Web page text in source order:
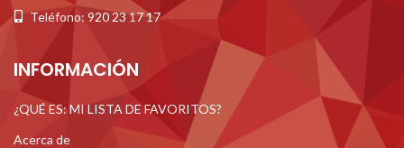
Teléfono: 920 23 17 17
INFORMACIÓN
¿QUÉ ES: MI LISTA DE FAVORITOS?
Acerca de